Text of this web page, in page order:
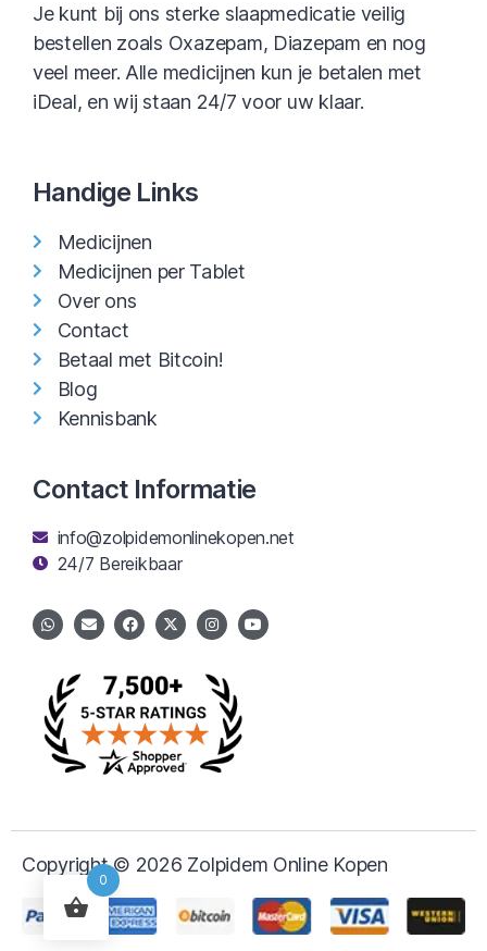
Je kunt bij ons sterke slaapmedicatie veilig
bestellen zoals Oxazepam, Diazepam en nog
veel meer. Alle medicijnen kun je betalen met
iDeal, en wij staan 24/7 voor uw klaar.
Handige Links
Medicijnen
Medicijnen per Tablet
Over ons
Contact
Betaal met Bitcoin!
Blog
Kennisbank
Contact Informatie
info@zolpidemonlinekopen.net
24/7 Bereikbaar
Copyright © 2026 Zolpidem Online Kopen
0